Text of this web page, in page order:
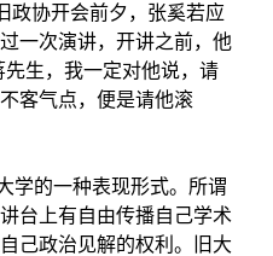
政协开会前夕，张奚若应
一次演讲，开讲之前，他
生，我一定对他说，请
客气点，便是请他滚
学的一种表现形式。所谓
台上有自由传播自己学术
己政治见解的权利。旧大